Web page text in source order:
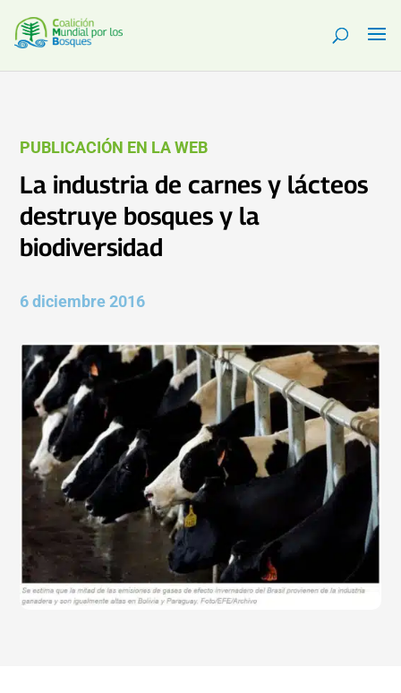
PUBLICACIÓN EN LA WEB
La industria de carnes y lácteos
destruye bosques y la
biodiversidad
6 diciembre 2016